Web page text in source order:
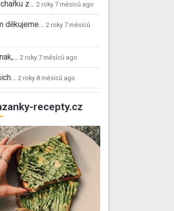
z… 2 roky 7 měsíců ago
děkujeme… 2 roky 7 měsíců
2 roky 7 měsíců ago
2 roky 8 měsíců ago
recepty.cz